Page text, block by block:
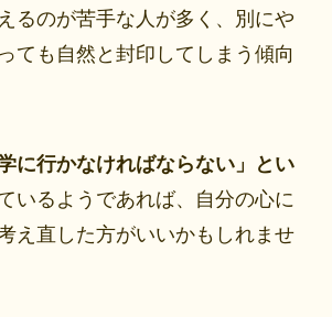
るのが苦手な人が多く、別にや
ても自然と封印してしまう傾向
学に行かなければならない」とい
いるようであれば、自分の心に
え直した方がいいかもしれませ